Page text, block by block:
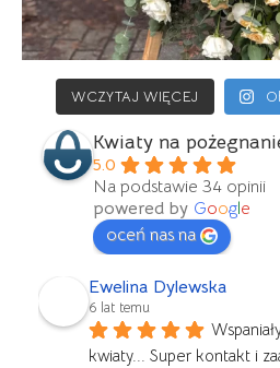
WCZYTAJ WIĘCEJ
Kwiaty na
5.0
Na podstawie 34 opinii
powered by Google
oceń nas na
Ewelina Dylewska
6 lat temu
kwiaty... Super kontakt i